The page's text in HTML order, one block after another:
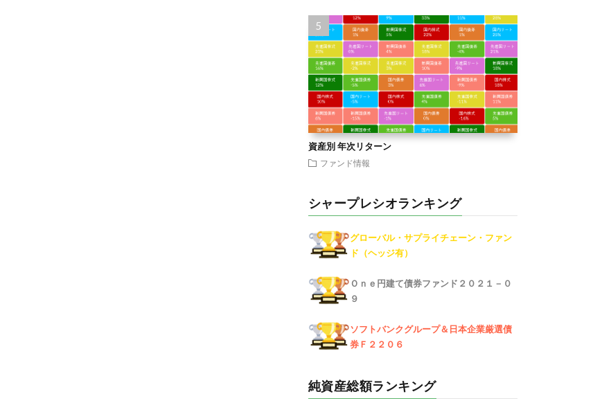
資産別 年次リターン
ファンド情報
シャープレシオランキング
グローバル・サプライチェーン・ファン
ド（ヘッジ有）
Ｏｎｅ円建て債券ファンド２０２１－０
９
ソフトバンクグループ＆日本企業厳選債
券Ｆ２２０６
純資産総額ランキング